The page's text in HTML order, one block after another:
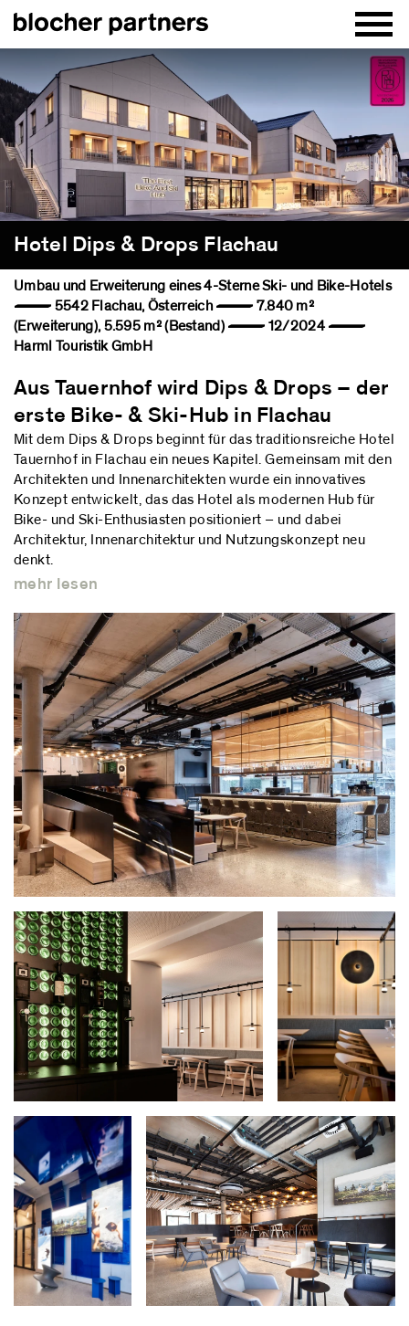
Hotel Dips & Drops Flachau
Umbau und Erweiterung eines 4-Sterne Ski- und Bike-Hotels
— 5542 Flachau, Österreich — 7.840 m²
(Erweiterung), 5.595 m² (Bestand) — 12/2024 —
Harml Touristik GmbH
Aus Tauernhof wird Dips & Drops – der
erste Bike- & Ski-Hub in Flachau
Mit dem Dips & Drops beginnt für das traditionsreiche Hotel
Tauernhof in Flachau ein neues Kapitel. Gemeinsam mit den
Architekten und Innenarchitekten wurde ein innovatives
Konzept entwickelt, das das Hotel als modernen Hub für
Bike- und Ski-Enthusiasten positioniert – und dabei
Architektur, Innenarchitektur und Nutzungskonzept neu
denkt.
mehr lesen